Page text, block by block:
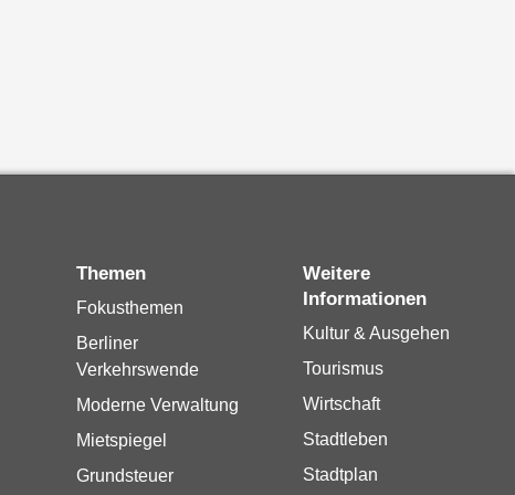
Themen
Fokusthemen
Berliner
Verkehrswende
Moderne Verwaltung
Mietspiegel
Grundsteuer
Weitere
Informationen
Kultur & Ausgehen
Tourismus
Wirtschaft
Stadtleben
Stadtplan